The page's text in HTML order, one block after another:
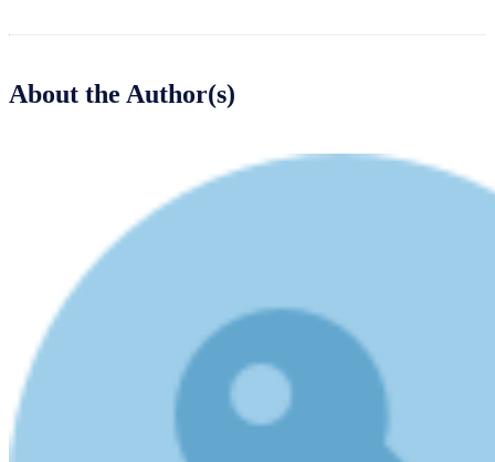
About the Author(s)